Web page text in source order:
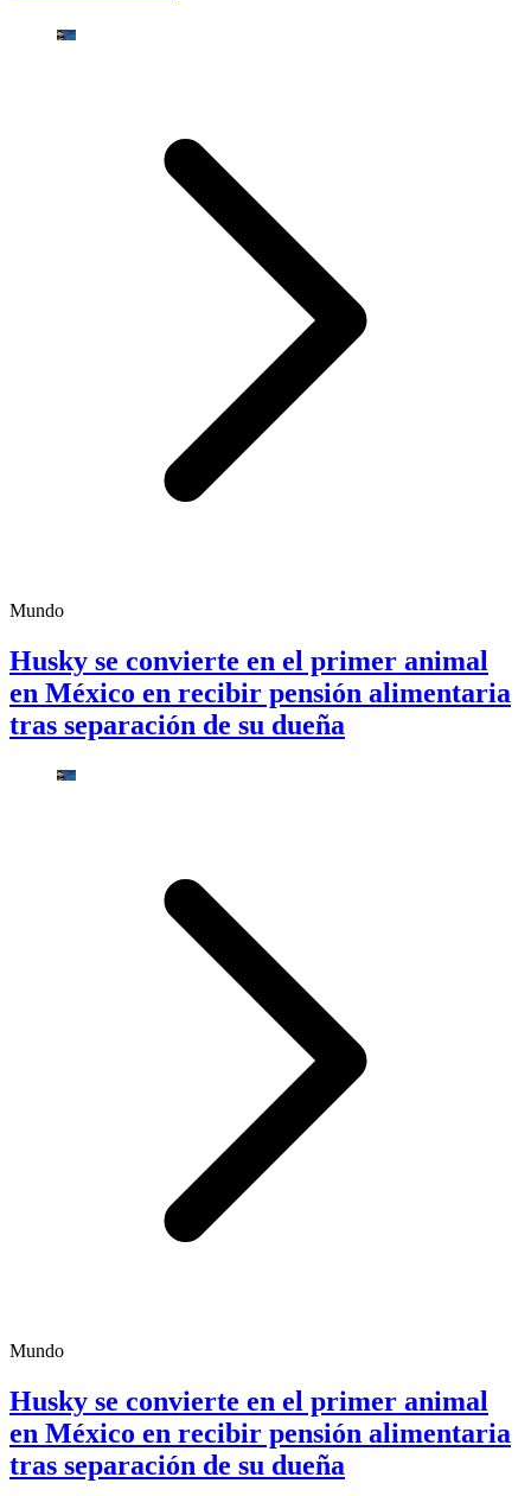
Mundo
Husky se convierte en el primer animal
en México en recibir pensión alimentaria
tras separación de su dueña
Mundo
Husky se convierte en el primer animal
en México en recibir pensión alimentaria
tras separación de su dueña